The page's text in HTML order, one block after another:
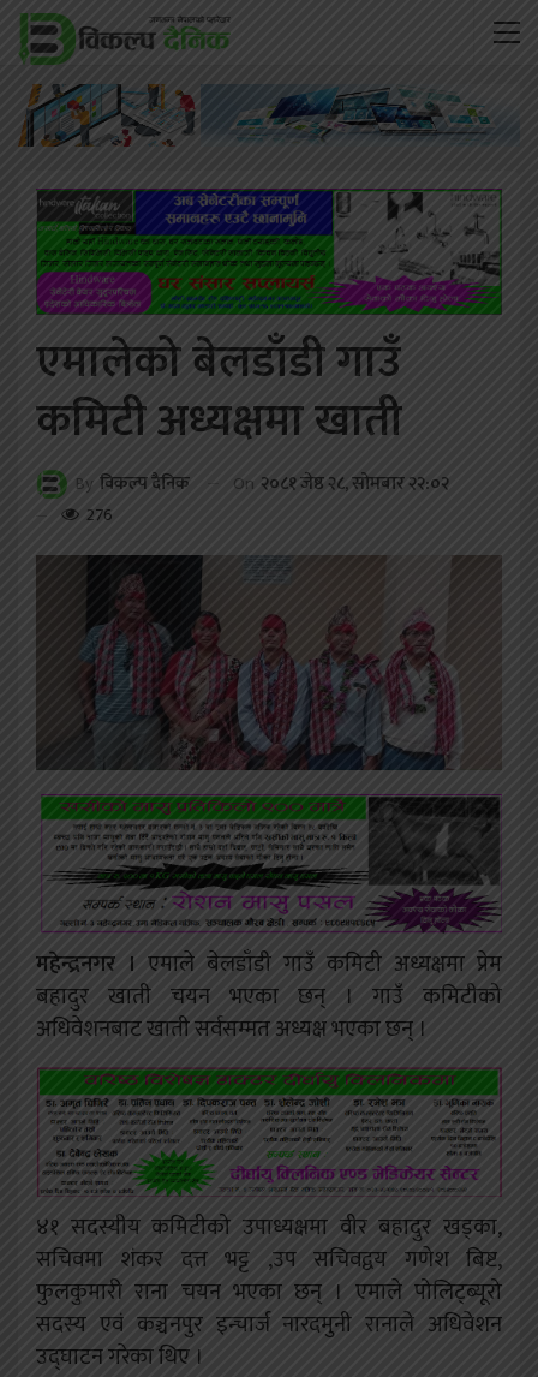
एमालेको बेलडाँडी गाउँ
कमिटी अध्यक्षमा खाती
By विकल्प दैनिक On २०८१ जेष्ठ २८, सोमबार २२:०२
276
महेन्द्रनगर । एमाले बेलडाँडी गाउँ कमिटी अध्यक्षमा प्रेम
बहादुर खाती चयन भएका छन् । गाउँ कमिटीको
अधिवेशनबाट खाती सर्वसम्मत अध्यक्ष भएका छन् ।
४१ सदस्यीय कमिटीको उपाध्यक्षमा वीर बहादुर खड्का,
सचिवमा शंकर दत्त भट्ट ,उप सचिवद्वय गणेश बिष्ट,
फुलकुमारी राना चयन भएका छन् । एमाले पोलिट्ब्यूरो
सदस्य एवं कञ्चनपुर इन्चार्ज नारदमुनी रानाले अधिवेशन
उद्घाटन गरेका थिए ।